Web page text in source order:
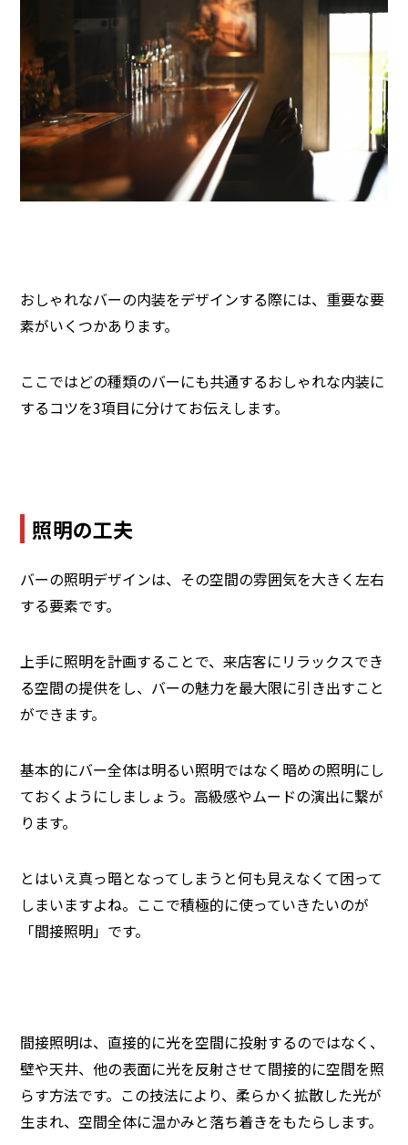
おしゃれなバーの内装をデザインする際には、重要な要
素がいくつかあります。
ここではどの種類のバーにも共通するおしゃれな内装に
するコツを3項目に分けてお伝えします。
照明の工夫
バーの照明デザインは、その空間の雰囲気を大きく左右
する要素です。
上手に照明を計画することで、来店客にリラックスでき
る空間の提供をし、バーの魅力を最大限に引き出すこと
ができます。
基本的にバー全体は明るい照明ではなく暗めの照明にし
ておくようにしましょう。高級感やムードの演出に繋が
ります。
とはいえ真っ暗となってしまうと何も見えなくて困って
しまいますよね。ここで積極的に使っていきたいのが
「間接照明」です。
間接照明は、直接的に光を空間に投射するのではなく、
壁や天井、他の表面に光を反射させて間接的に空間を照
らす方法です。この技法により、柔らかく拡散した光が
生まれ、空間全体に温かみと落ち着きをもたらします。